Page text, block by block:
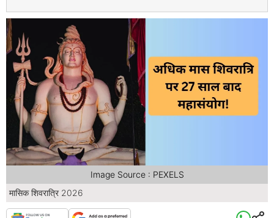
मासिक शिवरात्रि 2026
Image Source : PEXELS